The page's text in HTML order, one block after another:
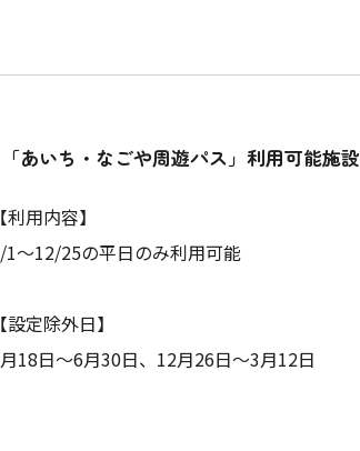
「あいち・なごや周遊パス」利用可能施設
【利用内容】
1～12/25の平日のみ利用可能
【設定除外日】
18日～6月30日、12月26日～3月12日